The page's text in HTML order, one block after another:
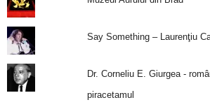
Say Something – Laurenţiu
Dr. Corneliu E. Giurgea -
piracetamul